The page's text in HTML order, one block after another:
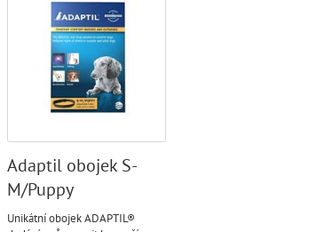
Adaptil obojek S-
M/Puppy
Unikátní obojek ADAPTIL®